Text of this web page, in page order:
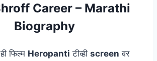
Career – Marathi
Biography
फिल्म Heropanti टीव्ही screen वर